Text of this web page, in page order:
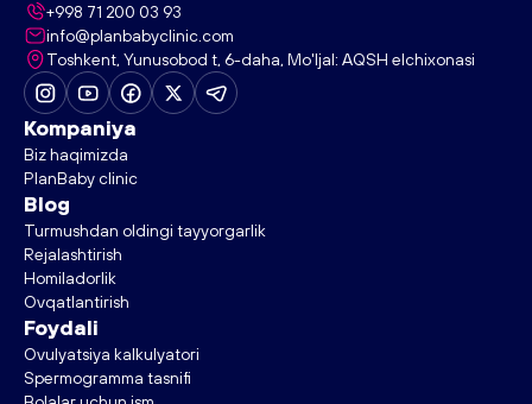
+998 71 200 03 93
info@planbabyclinic.com
Toshkent, Yunusobod t, 6-daha, Mo'ljal: AQSH elchixonasi
Kompaniya
Biz haqimizda
PlanBaby clinic
Blog
Turmushdan oldingi tayyorgarlik
Rejalashtirish
Homiladorlik
Ovqatlantirish
Foydali
Ovulyatsiya kalkulyatori
Spermogramma tasnifi